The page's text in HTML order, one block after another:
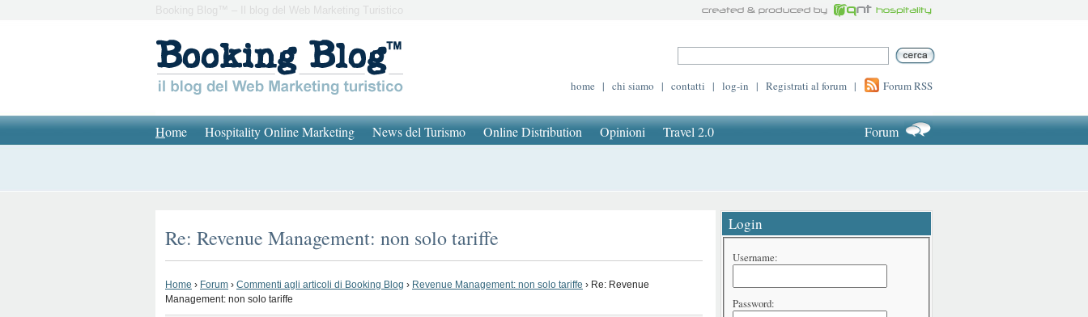
Booking Blog™ – Il blog del Web Marketing Turistico
home | chi siamo | contatti | log-in | Registrati al forum | Forum RSS
Home Hospitality Online Marketing News del Turismo Online Distribution Opinioni Travel 2.0 Forum
Re: Revenue Management: non solo tariffe
Home › Forum › Commenti agli articoli di Booking Blog › Revenue Management: non solo tariffe › Re: Revenue
Management: non solo tariffe
Login
Username:
Password: